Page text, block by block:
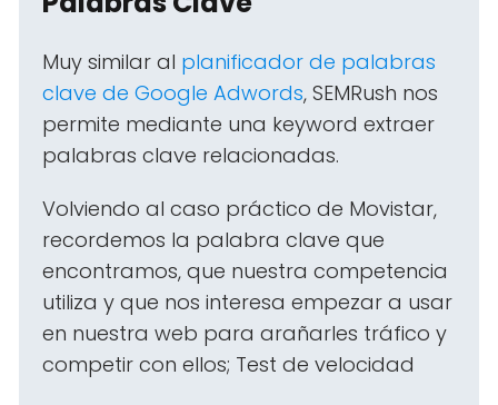
Muy similar al planificador de palabras
clave de Google Adwords, SEMRush nos
permite mediante una keyword extraer
palabras clave relacionadas.
Volviendo al caso práctico de Movistar,
recordemos la palabra clave que
encontramos, que nuestra competencia
utiliza y que nos interesa empezar a usar
en nuestra web para arañarles tráfico y
competir con ellos; Test de velocidad